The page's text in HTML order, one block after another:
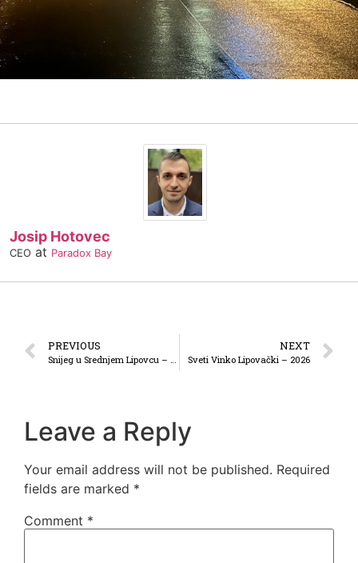
Josip Hotovec
CEO at Paradox Bay
PREVIOUS NEXT
Sveti Vinko Lipovački – 2026
Leave a Reply
Your email address will not be published. Required
fields are marked *
Comment *